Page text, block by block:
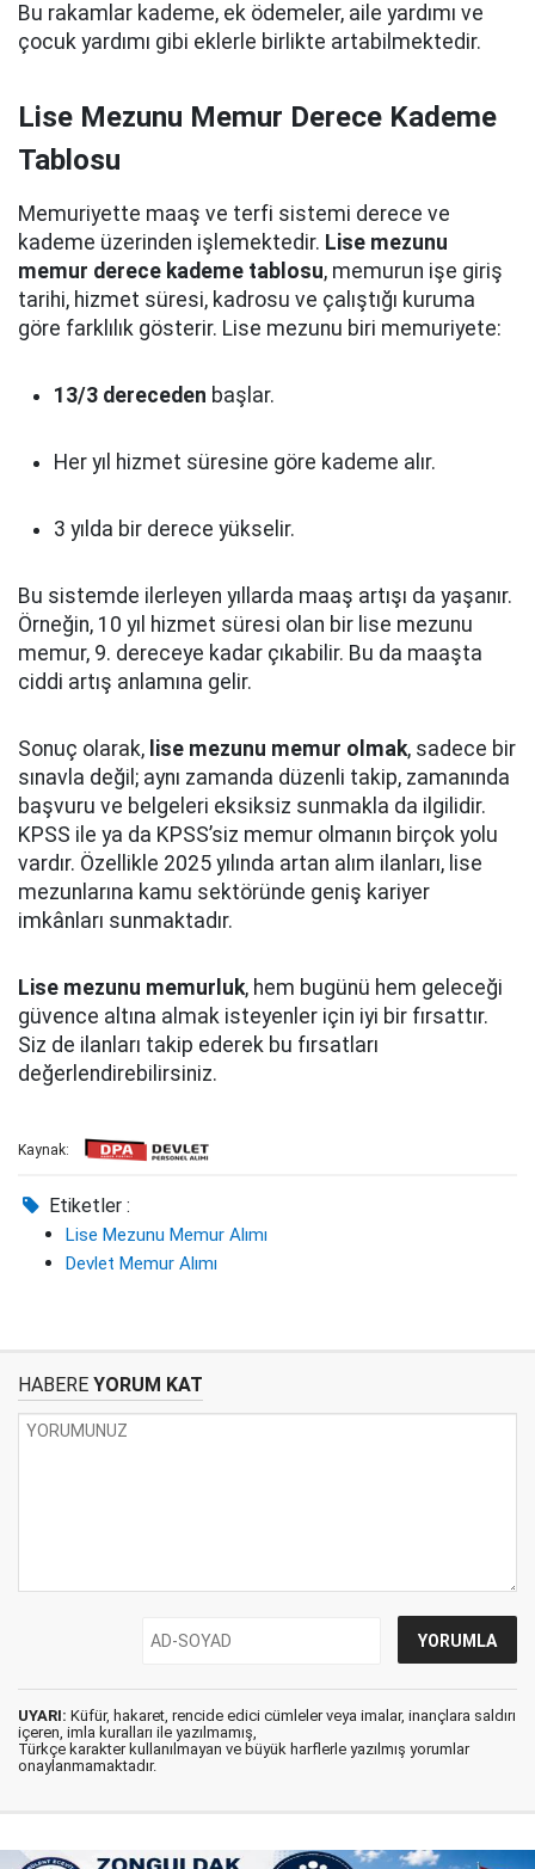
Bu rakamlar kademe, ek ödemeler, aile yardımı ve
çocuk yardımı gibi eklerle birlikte artabilmektedir.
Lise Mezunu Memur Derece Kademe
Tablosu
Memuriyette maaş ve terfi sistemi derece ve
kademe üzerinden işlemektedir. Lise mezunu
memur derece kademe tablosu, memurun işe giriş
tarihi, hizmet süresi, kadrosu ve çalıştığı kuruma
göre farklılık gösterir. Lise mezunu biri memuriyete:
13/3 dereceden başlar.
Her yıl hizmet süresine göre kademe alır.
3 yılda bir derece yükselir.
Bu sistemde ilerleyen yıllarda maaş artışı da yaşanır.
Örneğin, 10 yıl hizmet süresi olan bir lise mezunu
memur, 9. dereceye kadar çıkabilir. Bu da maaşta
ciddi artış anlamına gelir.
Sonuç olarak, lise mezunu memur olmak, sadece bir
sınavla değil; aynı zamanda düzenli takip, zamanında
başvuru ve belgeleri eksiksiz sunmakla da ilgilidir.
KPSS ile ya da KPSS’siz memur olmanın birçok yolu
vardır. Özellikle 2025 yılında artan alım ilanları, lise
mezunlarına kamu sektöründe geniş kariyer
imkânları sunmaktadır.
Lise mezunu memurluk, hem bugünü hem geleceği
güvence altına almak isteyenler için iyi bir fırsattır.
Siz de ilanları takip ederek bu fırsatları
değerlendirebilirsiniz.
Kaynak:
Etiketler :
Lise Mezunu Memur Alımı
Devlet Memur Alımı
HABERE YORUM KAT
UYARI: Küfür, hakaret, rencide edici cümleler veya imalar, inançlara saldırı
içeren, imla kuralları ile yazılmamış,
Türkçe karakter kullanılmayan ve büyük harflerle yazılmış yorumlar
onaylanmamaktadır.